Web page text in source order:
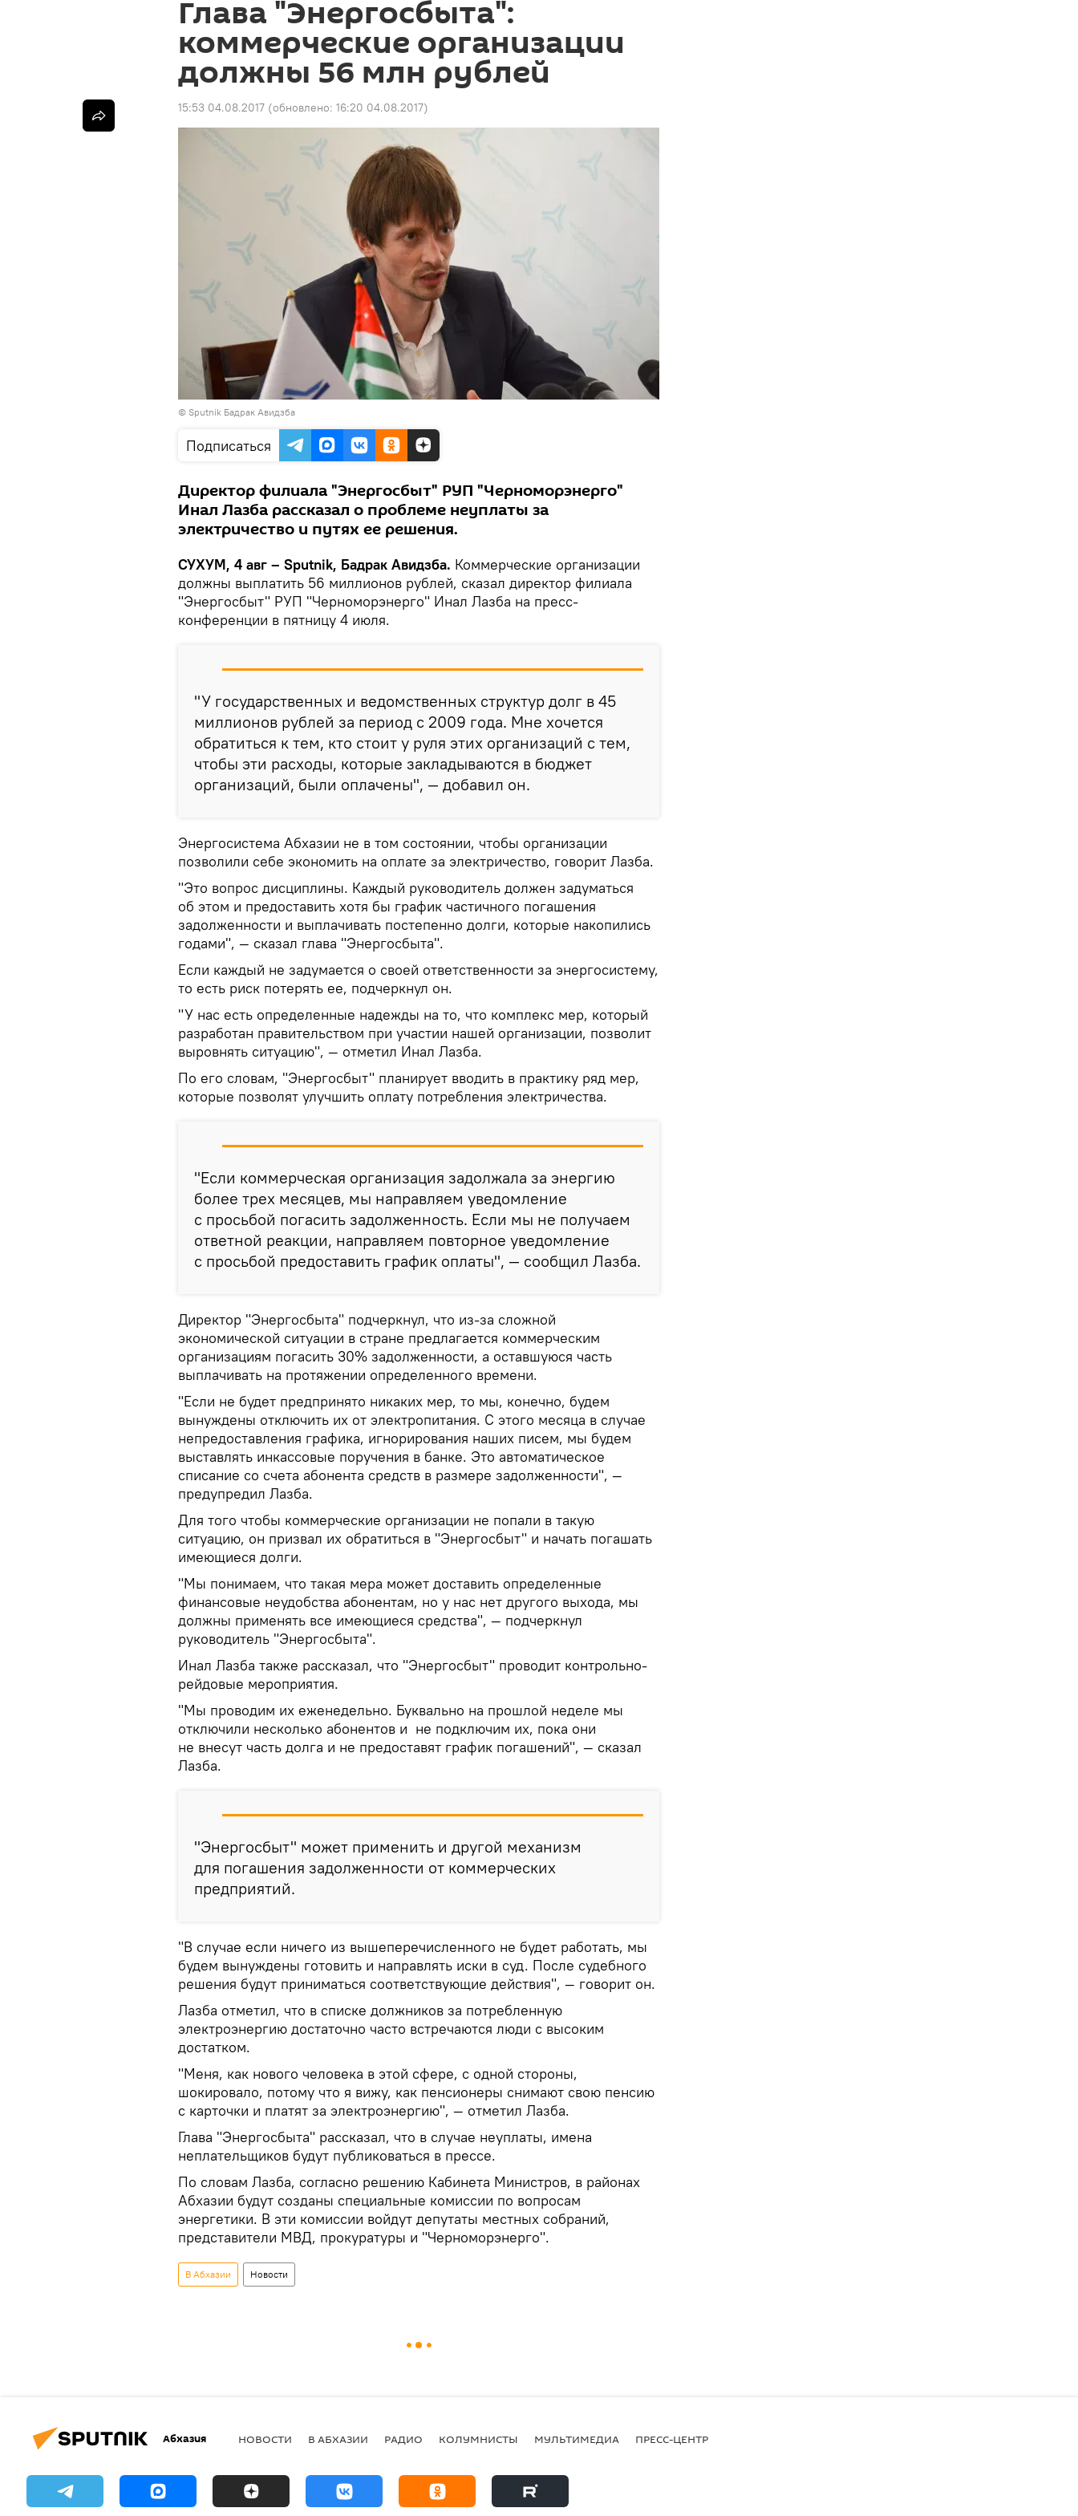
Глава "Энергосбыта":
коммерческие организации
должны 56 млн рублей
15:53 04.08.2017 (обновлено: 16:20 04.08.2017)
© Sputnik Бадрак Авидзба
Подписаться
Директор филиала "Энергосбыт" РУП "Черноморэнерго"
Инал Лазба рассказал о проблеме неуплаты за
электричество и путях ее решения.
СУХУМ, 4 авг – Sputnik, Бадрак Авидзба. Коммерческие организации
должны выплатить 56 миллионов рублей, сказал директор филиала
"Энергосбыт" РУП "Черноморэнерго" Инал Лазба на пресс-
конференции в пятницу 4 июля.
"У государственных и ведомственных структур долг в 45
миллионов рублей за период с 2009 года. Мне хочется
обратиться к тем, кто стоит у руля этих организаций с тем,
чтобы эти расходы, которые закладываются в бюджет
организаций, были оплачены", — добавил он.
Энергосистема Абхазии не в том состоянии, чтобы организации
позволили себе экономить на оплате за электричество, говорит Лазба.
"Это вопрос дисциплины. Каждый руководитель должен задуматься
об этом и предоставить хотя бы график частичного погашения
задолженности и выплачивать постепенно долги, которые накопились
годами", — сказал глава "Энергосбыта".
Если каждый не задумается о своей ответственности за энергосистему,
то есть риск потерять ее, подчеркнул он.
"У нас есть определенные надежды на то, что комплекс мер, который
разработан правительством при участии нашей организации, позволит
выровнять ситуацию", — отметил Инал Лазба.
По его словам, "Энергосбыт" планирует вводить в практику ряд мер,
которые позволят улучшить оплату потребления электричества.
"Если коммерческая организация задолжала за энергию
более трех месяцев, мы направляем уведомление
с просьбой погасить задолженность. Если мы не получаем
ответной реакции, направляем повторное уведомление
с просьбой предоставить график оплаты", — сообщил Лазба.
Директор "Энергосбыта" подчеркнул, что из-за сложной
экономической ситуации в стране предлагается коммерческим
организациям погасить 30% задолженности, а оставшуюся часть
выплачивать на протяжении определенного времени.
"Если не будет предпринято никаких мер, то мы, конечно, будем
вынуждены отключить их от электропитания. С этого месяца в случае
непредоставления графика, игнорирования наших писем, мы будем
выставлять инкассовые поручения в банке. Это автоматическое
списание со счета абонента средств в размере задолженности", —
предупредил Лазба.
Для того чтобы коммерческие организации не попали в такую
ситуацию, он призвал их обратиться в "Энергосбыт" и начать погашать
имеющиеся долги.
"Мы понимаем, что такая мера может доставить определенные
финансовые неудобства абонентам, но у нас нет другого выхода, мы
должны применять все имеющиеся средства", — подчеркнул
руководитель "Энергосбыта".
Инал Лазба также рассказал, что "Энергосбыт" проводит контрольно-
рейдовые мероприятия.
"Мы проводим их еженедельно. Буквально на прошлой неделе мы
отключили несколько абонентов и не подключим их, пока они
не внесут часть долга и не предоставят график погашений", — сказал
Лазба.
"Энергосбыт" может применить и другой механизм
для погашения задолженности от коммерческих
предприятий.
"В случае если ничего из вышеперечисленного не будет работать, мы
будем вынуждены готовить и направлять иски в суд. После судебного
решения будут приниматься соответствующие действия", — говорит он.
Лазба отметил, что в списке должников за потребленную
электроэнергию достаточно часто встречаются люди с высоким
достатком.
"Меня, как нового человека в этой сфере, с одной стороны,
шокировало, потому что я вижу, как пенсионеры снимают свою пенсию
с карточки и платят за электроэнергию", — отметил Лазба.
Глава "Энергосбыта" рассказал, что в случае неуплаты, имена
неплательщиков будут публиковаться в прессе.
По словам Лазба, согласно решению Кабинета Министров, в районах
Абхазии будут созданы специальные комиссии по вопросам
энергетики. В эти комиссии войдут депутаты местных собраний,
представители МВД, прокуратуры и "Черноморэнерго".
В Абхазии Новости
Абхазия НОВОСТИ В АБХАЗИИ РАДИО КОЛУМНИСТЫ МУЛЬТИМЕДИА ПРЕСС-ЦЕНТР